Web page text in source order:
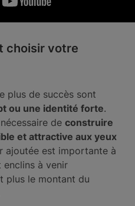
choisir votre
plus de succès sont
ou une identité forte.
de construire
et attractive aux yeux
ajoutée est importante à
enclins à venir
plus le montant du